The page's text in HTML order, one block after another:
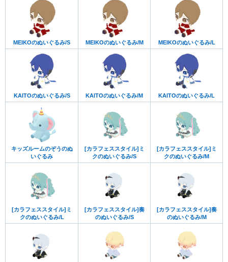
MEIKOのぬいぐるみ/S MEIKOのぬいぐるみ/M MEIKOのぬいぐるみ/L
KAITOのぬいぐるみ/S KAITOのぬいぐるみ/M KAITOのぬいぐるみ/L
キッズルームのぞうのぬ
いぐるみ
[カラフェススタイル]ミ
クのぬいぐるみ/S
[カラフェススタイル]ミ
クのぬいぐるみ/M
[カラフェススタイル]ミ
クのぬいぐるみ/L
[カラフェススタイル]奏
のぬいぐるみ/S
[カラフェススタイル]奏
のぬいぐるみ/M